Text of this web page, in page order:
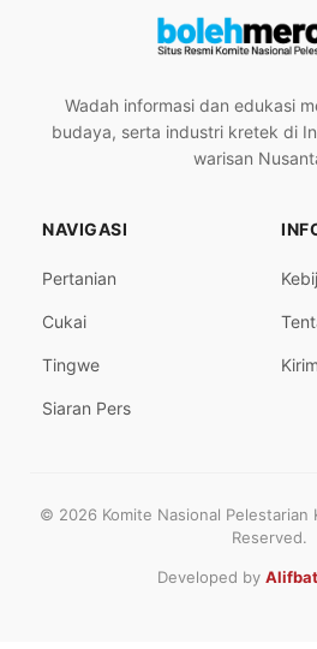
Wadah informasi dan edukasi
budaya, serta industri kretek di
warisan
NAVIGASI
Pertanian
Cukai
Tingwe
Siaran Pers
© 2026 Komite Nasional Pelestarian
Reserved.
Developed by